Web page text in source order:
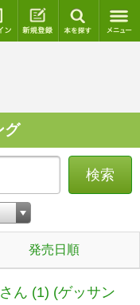
ログイン 新規登録
グ
検索
発売日順
ん (1) (ゲッサン